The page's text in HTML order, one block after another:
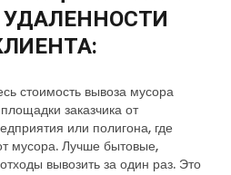
стоимость вывоза мусора
заказчика от
или полигона, где
мусора. Лучше бытовые,
вывозить за один раз. Это